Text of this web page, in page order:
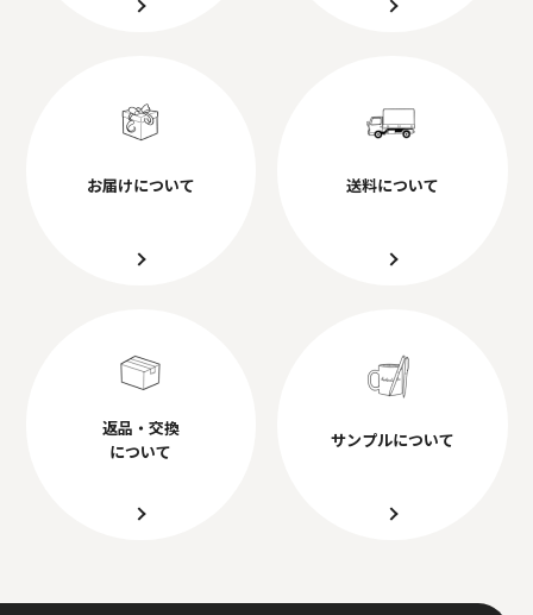
お届けについて 送料について
返品・交換
について
サンプルについて